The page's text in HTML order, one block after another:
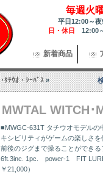
毎週火
平日12:00～
日・休日 12:00
新着商品
ﾀﾁｳｵ・ｼｰﾊﾞｽ»
MWTAL WITCH･
■MWGC-631T タチウオモデルの
キシビリティがゲームの楽しさ
前後のジグまで操ることができ
6ft.3inc. 1pc. power-1 FIT LURE
￥21,000）